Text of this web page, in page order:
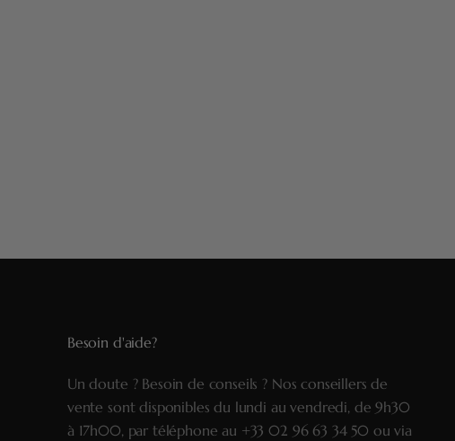
Besoin d'aide?
Un doute ? Besoin de conseils ? Nos conseillers de
vente sont disponibles du lundi au vendredi, de 9h30
à 17h00, par téléphone au +33 02 96 63 34 50 ou via